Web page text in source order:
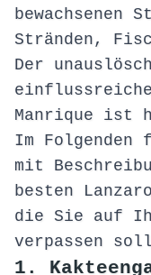
bewachsenen
Stränden,
Der
Manrique ist
Im Folgenden
mit
besten
die Sie auf
verpassen
1.